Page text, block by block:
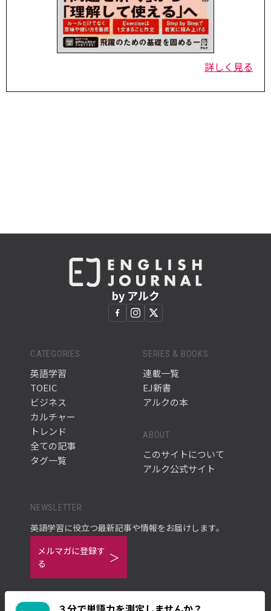
詳しく見る
by アルク
CATEGORIES
英語学習
TOEIC
ビジネス
カルチャー
トレンド
全ての記事
タグ一覧
SERIES & BOOKS
連載一覧
EJ新書
アルクの本
ABOUT
このサイトについて
アルク公式サイト
NEWSLETTER
英語学習に役立つ最新記事や情報をお届けします。
メルマガに登録す
る